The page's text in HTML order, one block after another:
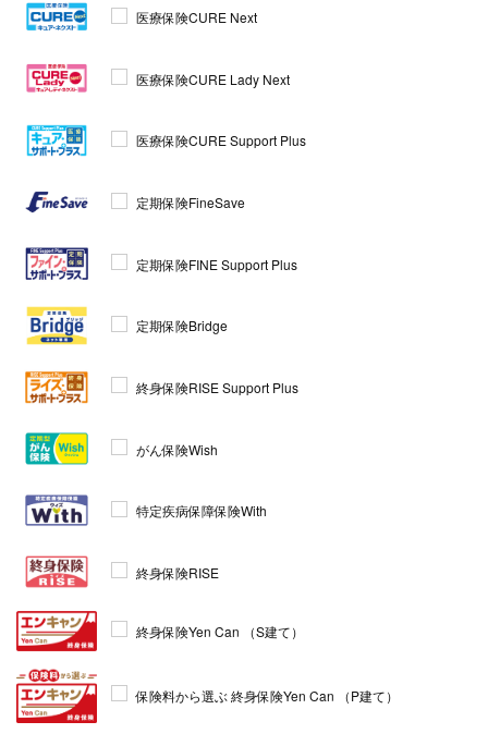
医療保険CURE Next
医療保険CURE Lady Next
医療保険CURE Support Plus
定期保険FineSave
定期保険FINE Support Plus
定期保険Bridge
終身保険RISE Support Plus
がん保険Wish
特定疾病保障保険With
終身保険RISE
終身保険Yen Can （S建て）
保険料から選ぶ 終身保険Yen Can （P建て）